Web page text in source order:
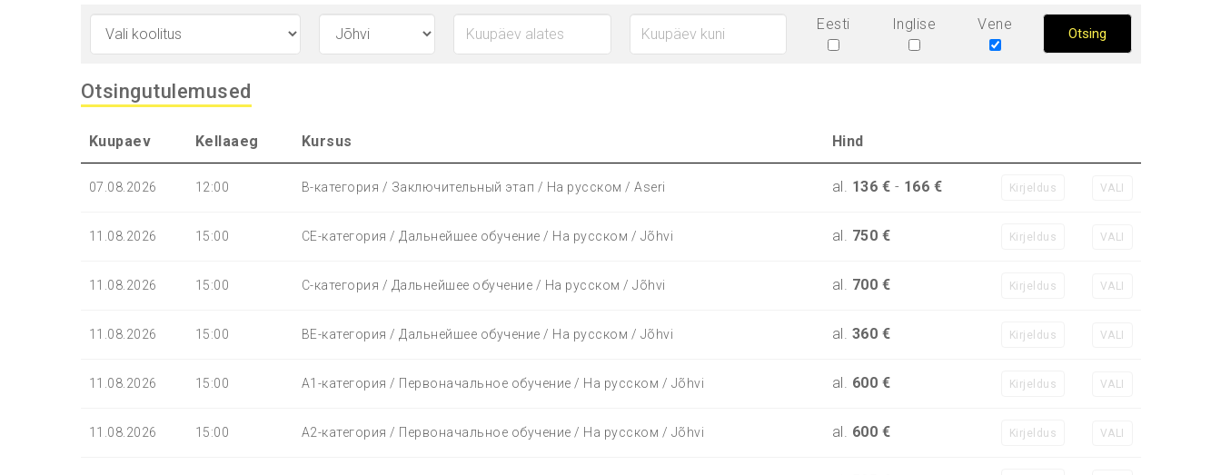
Eesti Inglise Vene
Otsingutulemused
Kuupaev Kellaaeg Kursus Hind
07.08.2026 12:00 B-категория / Заключительный этап / На русском / Aseri al. 136 € - 166 € Kirjeldus VALI
11.08.2026 15:00 СЕ-категория / Дальнейшее обучение / На русском / Jõhvi al. 750 € Kirjeldus VALI
11.08.2026 15:00 С-категория / Дальнейшее обучение / На русском / Jõhvi al. 700 € Kirjeldus VALI
11.08.2026 15:00 BЕ-категория / Дальнейшее обучение / На русском / Jõhvi al. 360 € Kirjeldus VALI
11.08.2026 15:00 A1-категория / Первоначальное обучение / На русском / Jõhvi al. 600 € Kirjeldus VALI
11.08.2026 15:00 A2-категория / Первоначальное обучение / На русском / Jõhvi al. 600 € Kirjeldus VALI